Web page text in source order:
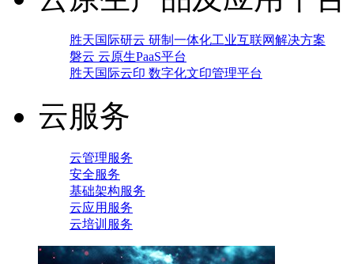
胜天国际研云 研制一体化工业互联网解决方案
磐云 云原生PaaS平台
胜天国际云印 数字化文印管理平台
云服务
云管理服务
安全服务
基础架构服务
云应用服务
云培训服务